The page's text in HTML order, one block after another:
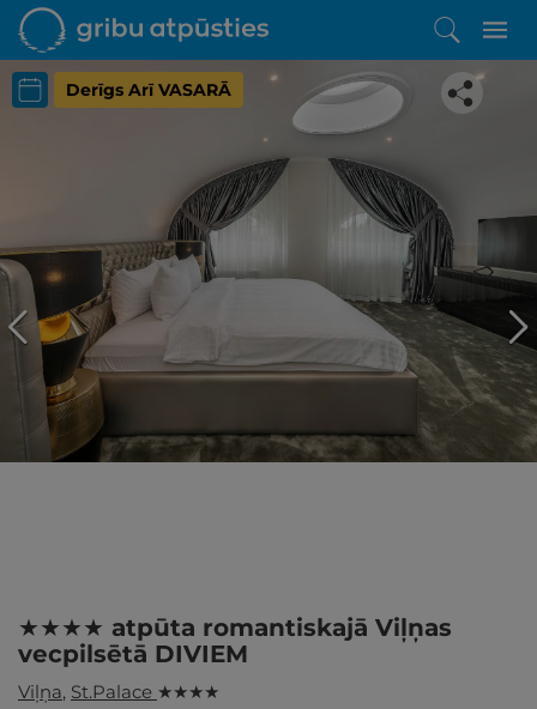
Derīgs Arī VASARĀ
Iepatikās šis piedāvājums?
Līdz brīnišķīgai atpūtai atlikuši tikai daži soļi
PĒRKU
★★★★ atpūta romantiskajā Viļņas
vecpilsētā DIVIEM
Viļņa, St.Palace ★ ★ ★ ★